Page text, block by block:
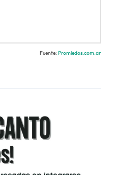
Fuente: Promiedos.com.ar